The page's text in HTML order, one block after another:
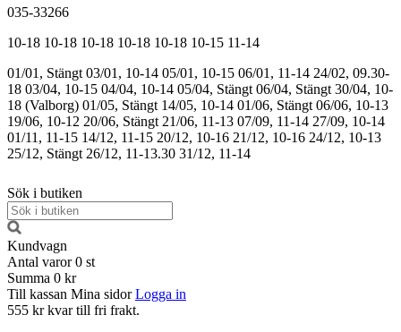
035-33266
10-18 10-18 10-18 10-18 10-18 10-15 11-14
01/01, Stängt 03/01, 10-14 05/01, 10-15 06/01, 11-14 24/02, 09.30-
18 03/04, 10-15 04/04, 10-14 05/04, Stängt 06/04, Stängt 30/04, 10-
18 (Valborg) 01/05, Stängt 14/05, 10-14 01/06, Stängt 06/06, 10-13
19/06, 10-12 20/06, Stängt 21/06, 11-13 07/09, 11-14 27/09, 10-14
01/11, 11-15 14/12, 11-15 20/12, 10-16 21/12, 10-16 24/12, 10-13
25/12, Stängt 26/12, 11-13.30 31/12, 11-14
Sök i butiken
Kundvagn
Antal varor 0 st
Summa 0 kr
Till kassan Mina sidor Logga in
555 kr kvar till fri frakt.